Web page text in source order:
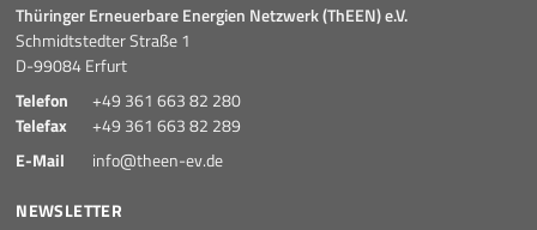
Thüringer Erneuerbare Energien Netzwerk (ThEEN) e.V.
Schmidtstedter Straße 1
D-99084 Erfurt
Telefon
+49 361 663 82 280
Telefax
+49 361 663 82 289
E-Mail
info@theen-ev.de
NEWSLETTER